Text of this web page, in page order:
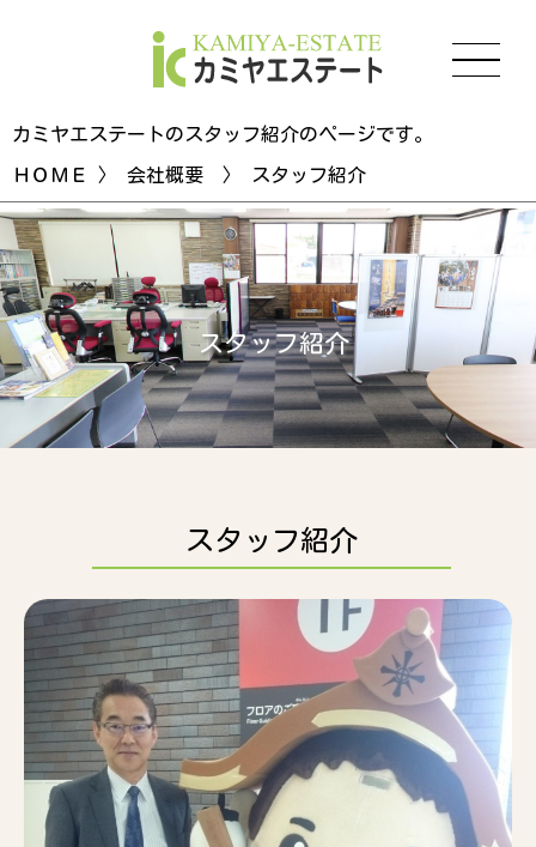
カミヤエステートのスタッフ紹介のページです。
ＨＯＭＥ 〉 会社概要 〉 スタッフ紹介
スタッフ紹介
スタッフ紹介